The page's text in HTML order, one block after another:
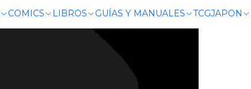
COMICS LIBROS GUÍAS Y MANUALES TCGJAPON